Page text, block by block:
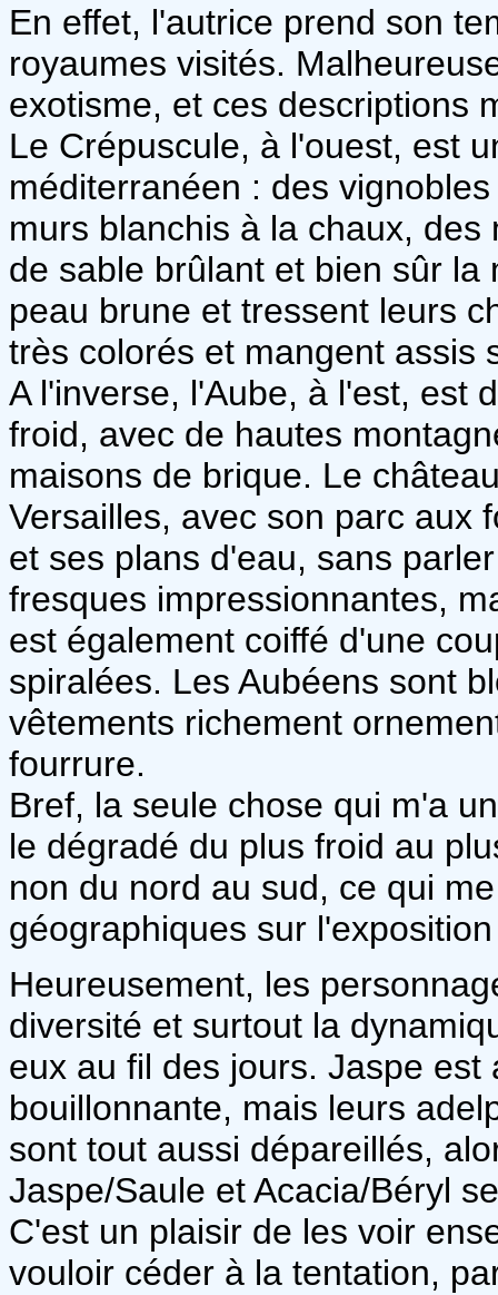
En effet, l'autrice prend son
royaumes visités.
exotisme, et ces descriptions
Le Crépuscule, à l'ouest, est
méditerranéen : des
murs blanchis à la chaux,
de sable brûlant et bien sûr
peau brune et tressent leurs
très colorés et mangent assis
A l'inverse, l'Aube, à l'est, est
froid, avec de hautes
maisons de brique. Le
Versailles, avec son parc aux
et ses plans d'eau, sans
fresques impressionnantes,
est également coiffé d'une
spiralées. Les Aubéens sont
vêtements richement
fourrure.
Bref, la seule chose qui m'a
le dégradé du plus froid au
non du nord au sud, ce qui
géographiques sur
Heureusement, les
diversité et surtout la
eux au fil des jours. Jaspe
bouillonnante, mais leurs
sont tout aussi dépareillés,
Jaspe/Saule et Acacia/Béryl
C'est un plaisir de les voir
vouloir céder à la tentation,